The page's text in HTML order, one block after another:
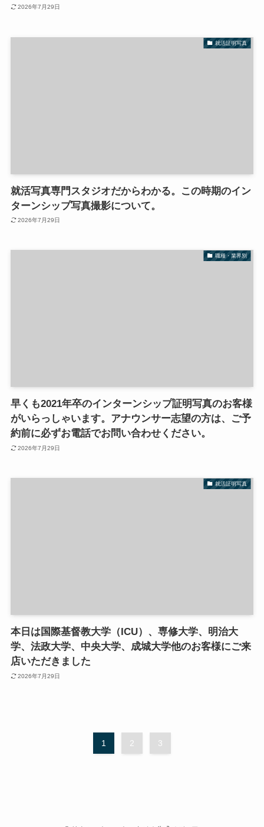
2026年7月29日
就活証明写真
就活写真専門スタジオだからわかる。この時期のイン
ターンシップ写真撮影について。
2026年7月29日
職種・業界別
早くも2021年卒のインターンシップ証明写真のお客様
がいらっしゃいます。アナウンサー志望の方は、ご予
約前に必ずお電話でお問い合わせください。
2026年7月29日
就活証明写真
本日は国際基督教大学（ICU）、専修大学、明治大
学、法政大学、中央大学、成城大学他のお客様にご来
店いただきました
2026年7月29日
1 2 3